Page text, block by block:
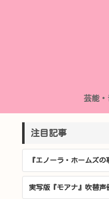
芸能
注目記事
『エノーラ・ホームズ
実写版『モアナ』吹替声